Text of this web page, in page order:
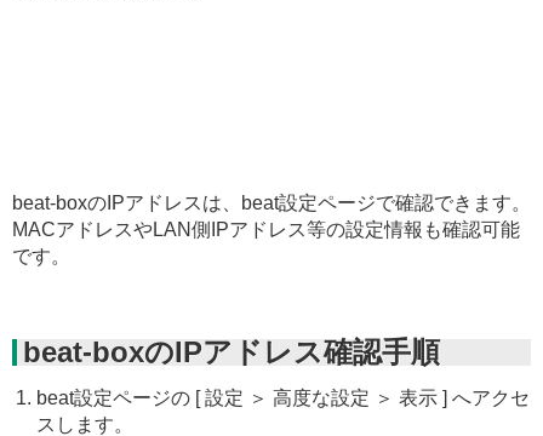
beat-boxのIPアドレスは、beat設定ページで確認できます。
MACアドレスやLAN側IPアドレス等の設定情報も確認可能
です。
beat-boxのIPアドレス確認手順
beat設定ページの [ 設定 ＞ 高度な設定 ＞ 表示 ] へアクセ
スします。